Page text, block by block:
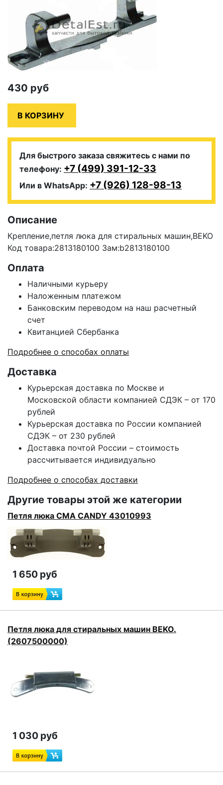
430 руб
Для быстрого заказа свяжитесь с нами по
телефону: +7 (499) 391-12-33
Или в WhatsApp: +7 (926) 128-98-13
Описание
Крепление,петля люка для стиральных машин,BEKO
Код товара:2813180100 Зам:b2813180100
Оплата
Наличными курьеру
Наложенным платежом
Банковским переводом на наш расчетный
счет
Квитанцией Сбербанка
Подробнее о способах оплаты
Доставка
Курьерская доставка по Москве и
Московской области компанией СДЭК – от 170
рублей
Курьерская доставка по России компанией
СДЭК – от 230 рублей
Доставка почтой России – стоимость
рассчитывается индивидуально
Подробнее о способах доставки
Другие товары этой же категории
Петля люка СМА CANDY 43010993
1 650 руб
Петля люка для стиральных машин BEKO.
(2607500000)
1 030 руб